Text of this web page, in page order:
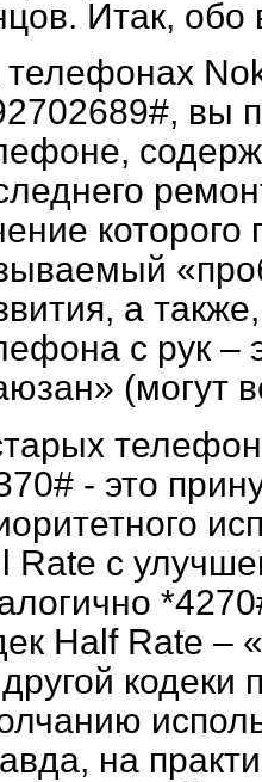
Итак, обо
вы
а
с рук –
(могут
- это
Rate с
Half Rate –
на